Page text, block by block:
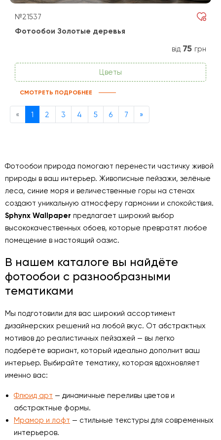
№21537
Фотообои Золотые деревья
від 75 грн
Цветы
СМОТРЕТЬ ПОДРОБНЕЕ
« Previous
1 2 3 4 5 6 7 »Next
Фотообои природа помогают перенести частичку живой
природы в ваш интерьер. Живописные пейзажи, зелёные
леса, синие моря и величественные горы на стенах
создают уникальную атмосферу гармонии и спокойствия.
Sphynx Wallpaper предлагает широкий выбор
высококачественных обоев, которые превратят любое
помещение в настоящий оазис.
В нашем каталоге вы найдёте
фотообои с разнообразными
тематиками
Мы подготовили для вас широкий ассортимент
дизайнерских решений на любой вкус. От абстрактных
мотивов до реалистичных пейзажей — вы легко
подберёте вариант, который идеально дополнит ваш
интерьер. Выбирайте тематику, которая вдохновляет
именно вас:
Флюид арт — динамичные переливы цветов и
абстрактные формы.
Мрамор и лофт — стильные текстуры для современных
интерьеров.